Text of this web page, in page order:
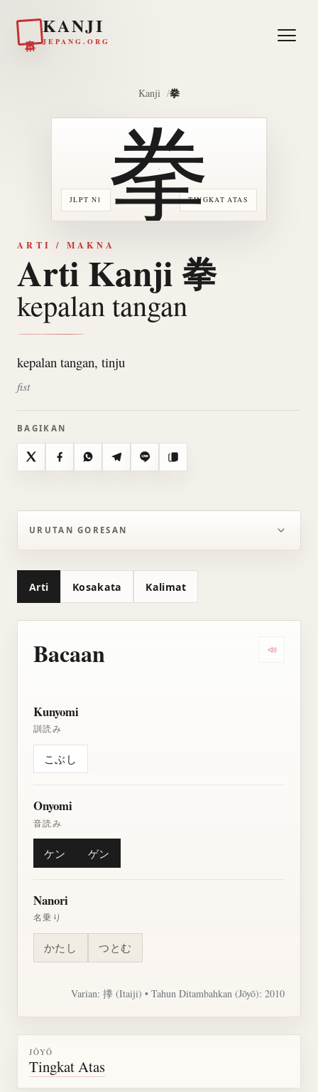
KANJI
JEPANG.ORG
Kanji 拳
JLPT N1 TINGKAT ATAS
拳
ARTI / MAKNA
Arti Kanji 拳
kepalan tangan
kepalan tangan, tinju
fist
BAGIKAN
X FacebookWhatsAppTelegramLine Salin
URUTAN GORESAN
Arti Kosakata Kalimat
Bacaan
Kunyomi
訓読み
こぶし
Onyomi
音読み
ケン ゲン
Nanori
名乗り
かたし つとむ
Varian: 搼 (Itaiji) • Tahun Ditambahkan (Jōyō): 2010
JŌYŌ
Tingkat Atas